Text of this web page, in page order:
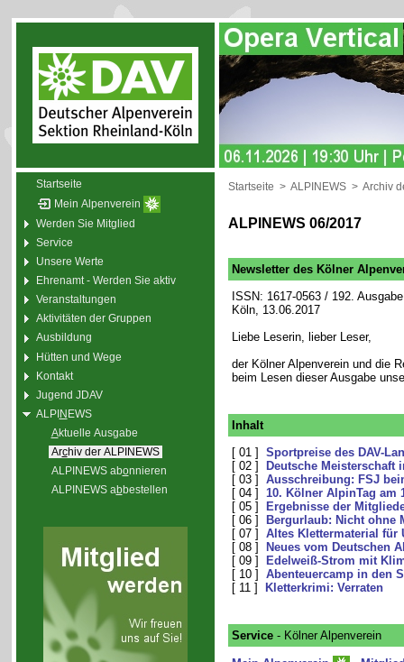
Startseite
Mein Alpenverein
Werden Sie Mitglied
Service
Unsere Werte
Ehrenamt - Werden Sie aktiv
Veranstaltungen
Aktivitäten der Gruppen
Ausbildung
Hütten und Wege
Kontakt
Jugend JDAV
ALPINEWS
Aktuelle Ausgabe
Archiv der ALPINEWS
ALPINEWS abonnieren
ALPINEWS abbestellen
Startseite > ALPINEWS > Archiv
ALPINEWS 06/2017
Newsletter des Kölner
ISSN: 1617-0563 / 192.
Köln, 13.06.2017
Liebe Leserin, lieber Leser,
der Kölner Alpenverein und die
beim Lesen dieser Ausgabe
Inhalt
[ 01 ] Sportpreise des DAV-
[ 02 ]
Deutsche Meisterschaft
[ 03 ] Ausschreibung: FSJ
[ 04 ] 10. Kölner AlpinTag am
[ 05 ]
Ergebnisse der
[ 06 ]
Bergurlaub: Nicht ohne
[ 07 ] Altes Klettermaterial für
[ 08 ]
Neues vom Deutschen
[ 09 ]
Edelweiß-Strom mit
[ 10 ] Abenteuercamp in den
[ 11 ]
Kletterkrimi: Verraten
Service- Kölner Alpenverein